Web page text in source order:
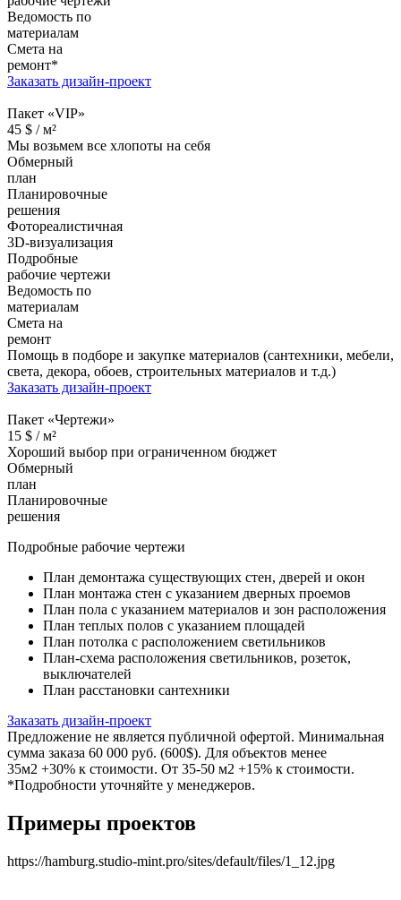
Ведомость по
материалам
Смета на
ремонт*
Заказать дизайн-проект
Пакет «VIP»
45 $ /м²
Мы возьмем все хлопоты на себя
Обмерный
план
Планировочные
решения
Фотореалистичная
3D-визуализация
Подробные
рабочие чертежи
Ведомость по
материалам
Смета на
ремонт
Помощь в подборе и закупке материалов (сантехники, мебели,
света, декора, обоев, строительных материалов и т.д.)
Заказать дизайн-проект
Пакет «Чертежи»
15 $ /м²
Хороший выбор при ограниченном бюджет
Обмерный
план
Планировочные
решения
Подробные рабочие чертежи
План демонтажа существующих стен, дверей и окон
План монтажа стен с указанием дверных проемов
План пола с указанием материалов и зон расположения
План теплых полов с указанием площадей
План потолка с расположением светильников
План-схема расположения светильников, розеток,
выключателей
План расстановки сантехники
Заказать дизайн-проект
Предложение не является публичной офертой. Минимальная
сумма заказа 60 000 руб. (600$). Для объектов менее
35м2 +30% к стоимости. От 35-50 м2 +15% к стоимости.
*Подробности уточняйте у менеджеров.
Примеры проектов
https://hamburg.studio-mint.pro/sites/default/files/1_12.jpg